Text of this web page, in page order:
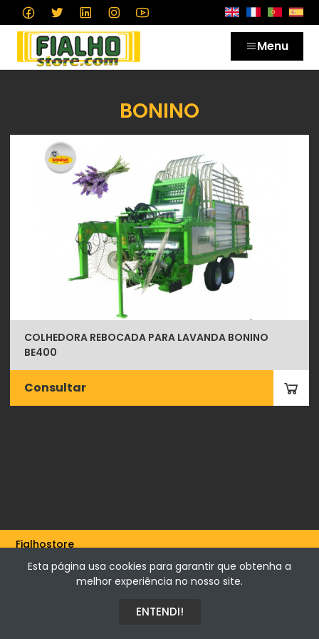
Menu
BONINO
COLHEDORA REBOCADA PARA LAVANDA BONINO
BE400
Consultar
Fialhostore
Fialho & Irmão,Lda. | Horta de Barreiros 7005-208 Évora -
Portugal | NIF 500115206
Esta página usa cookies para garantir que obtenha a
melhor experiência no nosso site.
ENTENDI!